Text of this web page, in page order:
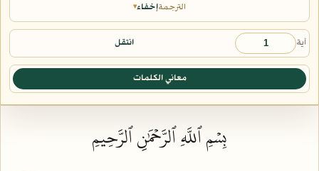
الترجمةإخفاء▾
آية انتقل
معاني الكلمات
بِسۡمِ ٱللَّهِ ٱلرَّحۡمَٰنِ ٱلرَّحِيمِ